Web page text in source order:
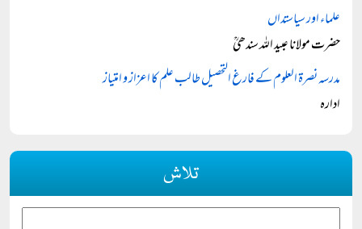
علماء اور سیاستداں
حضرت مولانا عبید اللہ سندھیؒ
مدرسہ نصرۃ العلوم کے فارغ التحصیل طالب علم کا اعزاز و امتیاز
ادارہ
تلاش